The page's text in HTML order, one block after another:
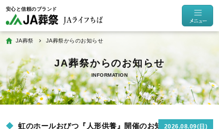
JA葬祭 JA葬祭からのお知らせ
INFORMATION
虹のホールおびつ『人形供養』開催のお知らせ2026.08.09(日)